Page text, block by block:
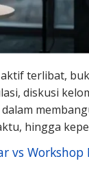
terlibat,
diskusi
hingga
vs